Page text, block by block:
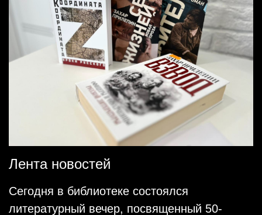
Лента новостей
Сегодня в библиотеке состоялся
литературный вечер, посвященный 50-